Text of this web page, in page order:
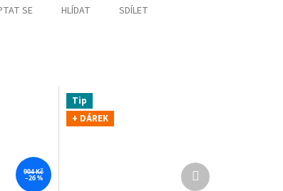
SE HLÍDAT SDÍLET
904 Kč
–26 %
Tip
+ DÁREK
Další
produkt